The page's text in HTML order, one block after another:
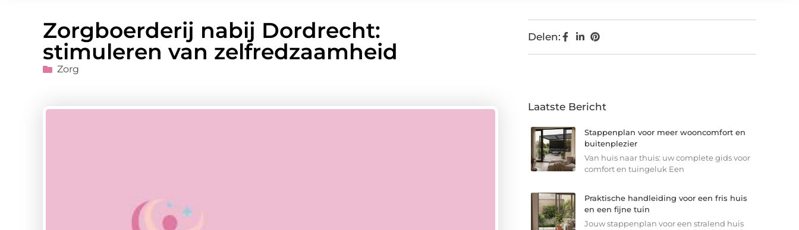
Zorgboerderij nabij Dordrecht:
stimuleren van zelfredzaamheid
Zorg
Delen:
Laatste Bericht
Stappenplan voor meer wooncomfort en
buitenplezier
Van huis naar thuis: uw complete gids voor
comfort en tuingeluk Een
Praktische handleiding voor een fris huis
en een fijne tuin
Jouw stappenplan voor een stralend huis